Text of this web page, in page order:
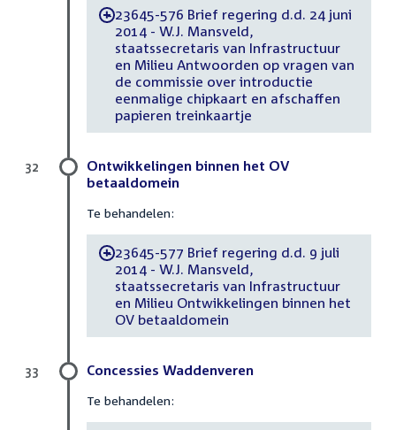
-23645-576 Brief regering d.d. 24 juni
2014 - W.J. Mansveld,
staatssecretaris van Infrastructuur
en Milieu Antwoorden op vragen van
de commissie over introductie
eenmalige chipkaart en afschaffen
papieren treinkaartje
Ontwikkelingen binnen het OV
betaaldomein
Te behandelen:
-23645-577 Brief regering d.d. 9 juli
2014 - W.J. Mansveld,
staatssecretaris van Infrastructuur
en Milieu Ontwikkelingen binnen het
OV betaaldomein
32
Concessies Waddenveren
Te behandelen:
33